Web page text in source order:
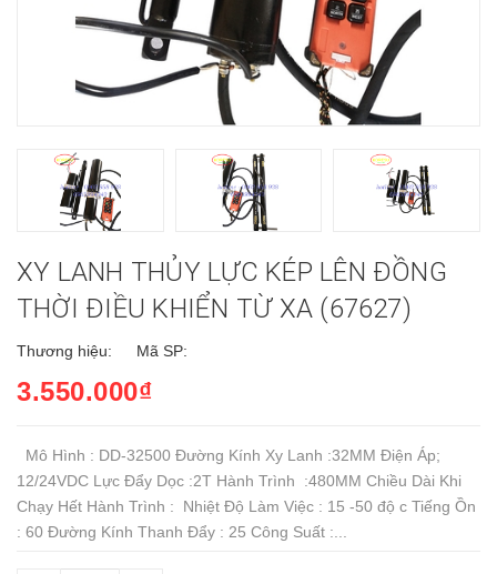
XY LANH THỦY LỰC KÉP LÊN ĐỒNG
THỜI ĐIỀU KHIỂN TỪ XA (67627)
Thương hiệu: Mã SP:
3.550.000₫
Mô Hình : DD-32500 Đường Kính Xy Lanh :32MM Điện Áp;
12/24VDC Lực Đẩy Dọc :2T Hành Trình :480MM Chiều Dài Khi
Chạy Hết Hành Trình : Nhiệt Độ Làm Việc : 15 -50 độ c Tiếng Ồn
: 60 Đường Kính Thanh Đẩy : 25 Công Suất :...